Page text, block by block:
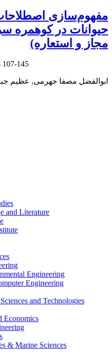
مفهوم‌سازی
حیوانات در کوهمره
مجاز و استعاره)
107-145
ابوالفضل مصفا جهرمی, عظیم
and Literature
Engineering
Engineering
and Technologies
Economics
& Marine Sciences